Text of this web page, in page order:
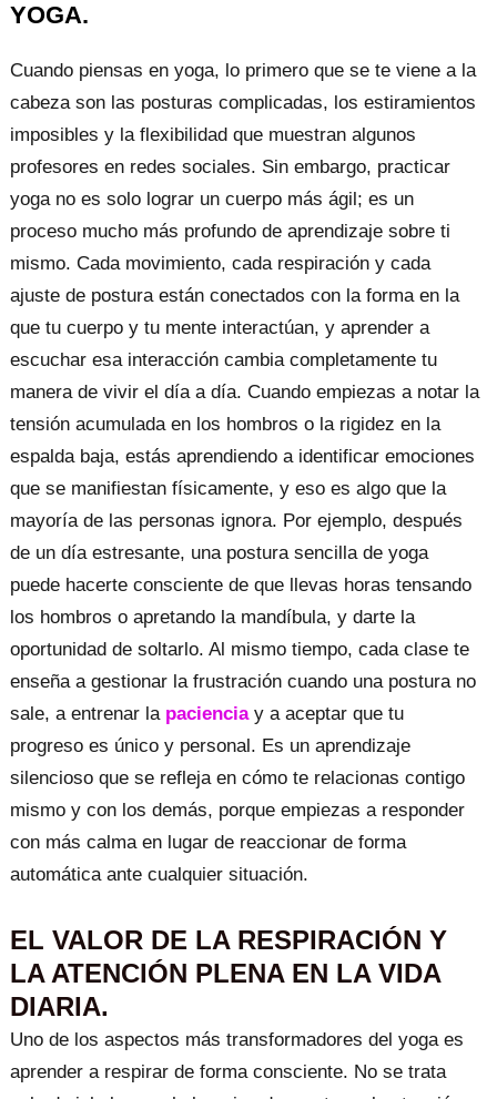
YOGA.
Cuando piensas en yoga, lo primero que se te viene a la
cabeza son las posturas complicadas, los estiramientos
imposibles y la flexibilidad que muestran algunos
profesores en redes sociales. Sin embargo, practicar
yoga no es solo lograr un cuerpo más ágil; es un
proceso mucho más profundo de aprendizaje sobre ti
mismo. Cada movimiento, cada respiración y cada
ajuste de postura están conectados con la forma en la
que tu cuerpo y tu mente interactúan, y aprender a
escuchar esa interacción cambia completamente tu
manera de vivir el día a día. Cuando empiezas a notar la
tensión acumulada en los hombros o la rigidez en la
espalda baja, estás aprendiendo a identificar emociones
que se manifiestan físicamente, y eso es algo que la
mayoría de las personas ignora. Por ejemplo, después
de un día estresante, una postura sencilla de yoga
puede hacerte consciente de que llevas horas tensando
los hombros o apretando la mandíbula, y darte la
oportunidad de soltarlo. Al mismo tiempo, cada clase te
enseña a gestionar la frustración cuando una postura no
sale, a entrenar la pacienciay a aceptar que tu
progreso es único y personal. Es un aprendizaje
silencioso que se refleja en cómo te relacionas contigo
mismo y con los demás, porque empiezas a responder
con más calma en lugar de reaccionar de forma
automática ante cualquier situación.
EL VALOR DE LA RESPIRACIÓN Y
LA ATENCIÓN PLENA EN LA VIDA
DIARIA.
Uno de los aspectos más transformadores del yoga es
aprender a respirar de forma consciente. No se trata